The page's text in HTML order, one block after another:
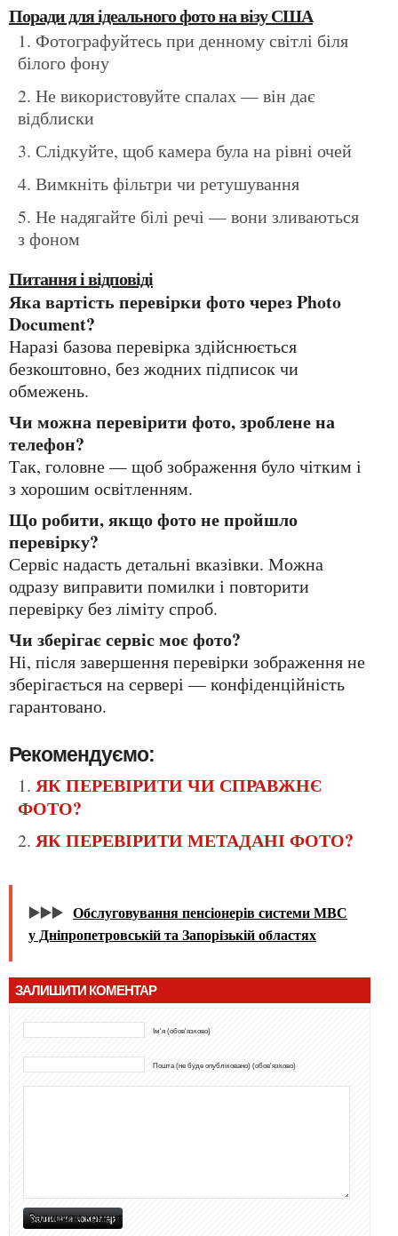
Поради для ідеального фото на візу США
Фотографуйтесь при денному світлі біля
білого фону
Не використовуйте спалах — він дає
відблиски
Слідкуйте, щоб камера була на рівні очей
Вимкніть фільтри чи ретушування
Не надягайте білі речі — вони зливаються
з фоном
Питання і відповіді
Яка вартість перевірки фото через Photo
Document?
Наразі базова перевірка здійснюється
безкоштовно, без жодних підписок чи
обмежень.
Чи можна перевірити фото, зроблене на
телефон?
Так, головне — щоб зображення було чітким і
з хорошим освітленням.
Що робити, якщо фото не пройшло
перевірку?
Сервіс надасть детальні вказівки. Можна
одразу виправити помилки і повторити
перевірку без ліміту спроб.
Чи зберігає сервіс моє фото?
Ні, після завершення перевірки зображення не
зберігається на сервері — конфіденційність
гарантовано.
Рекомендуємо:
ЯК ПЕРЕВІРИТИ ЧИ СПРАВЖНЄ
ФОТО?
ЯК ПЕРЕВІРИТИ МЕТАДАНІ ФОТО?
▶️▶️▶️ Обслуговування пенсіонерів системи МВС
у Дніпропетровській та Запорізькій областях
ЗАЛИШИТИ КОМЕНТАР
Ім'я (обов'язково)
Пошта (не буде опубліковано) (обов'язково)